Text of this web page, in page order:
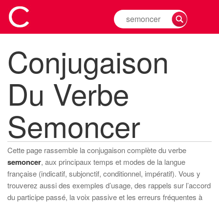
Rechercher
la
d'un
verbe
Conjugaison
Du Verbe
Semoncer
Cette page rassemble la conjugaison complète du verbe
semoncer, aux principaux temps et modes de la langue
française (indicatif, subjonctif, conditionnel, impératif). Vous y
trouverez aussi des exemples d’usage, des rappels sur l’accord
du participe passé, la voix passive et les erreurs fréquentes à